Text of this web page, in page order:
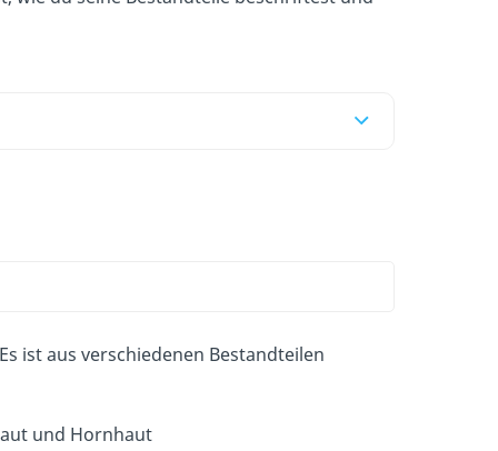
Es ist aus verschiedenen Bestandteilen
und Hornhaut